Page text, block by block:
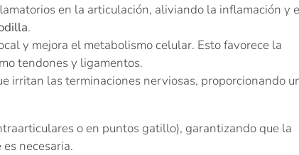
en la articulación, aliviando la inflamación y
.
y mejora el metabolismo celular. Esto favorece la
tendones y ligamentos.
irritan las terminaciones nerviosas, proporcionando
o en puntos gatillo), garantizando que la
necesaria.